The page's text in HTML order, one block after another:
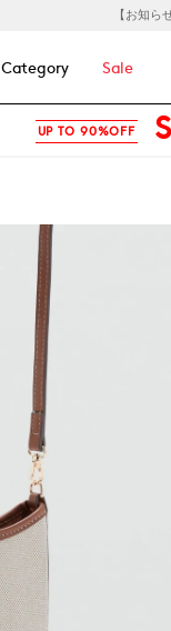
【お知
Category Sale
UP TO 90%OFF